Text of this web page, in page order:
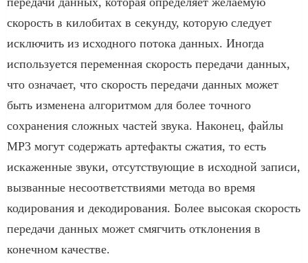
скорость в килобитах в секунду, которую следует
исключить из исходного потока данных. Иногда
используется переменная скорость передачи данных,
что означает, что скорость передачи данных может
быть изменена алгоритмом для более точного
сохранения сложных частей звука. Наконец, файлы
MP3 могут содержать артефакты сжатия, то есть
искаженные звуки, отсутствующие в исходной записи,
вызванные несоответствиями метода во время
кодирования и декодирования. Более высокая скорость
передачи данных может смягчить отклонения в
конечном качестве.